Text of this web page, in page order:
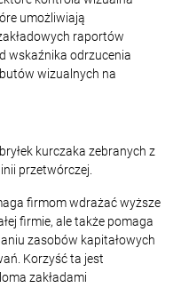
umożliwiają
raportów
wskaźnika odrzucenia
wizualnych na
kurczaka zebranych z
przetwórczej.
firmom wdrażać wyższe
firmie, ale także pomaga
zasobów kapitałowych
Korzyść ta jest
zakładami